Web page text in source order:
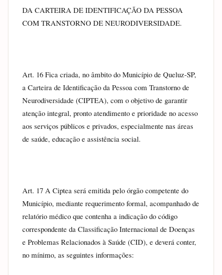
DA CARTEIRA DE IDENTIFICAÇÃO DA PESSOA
COM TRANSTORNO DE NEURODIVERSIDADE.
Art. 16 Fica criada, no âmbito do Município de Queluz-SP,
a Carteira de Identificação da Pessoa com Transtorno de
Neurodiversidade (CIPTEA), com o objetivo de garantir
atenção integral, pronto atendimento e prioridade no acesso
aos serviços públicos e privados, especialmente nas áreas
de saúde, educação e assistência social.
Art. 17 A Ciptea será emitida pelo órgão competente do
Município, mediante requerimento formal, acompanhado de
relatório médico que contenha a indicação do código
correspondente da Classificação Internacional de Doenças
e Problemas Relacionados à Saúde (CID), e deverá conter,
no mínimo, as seguintes informações: